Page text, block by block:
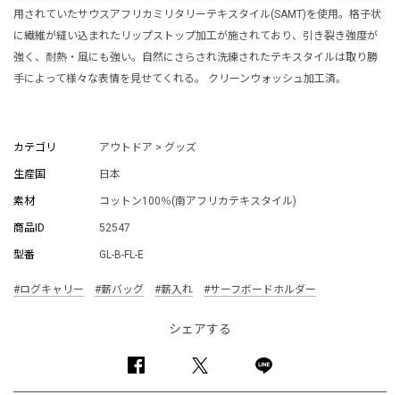
用されていたサウスアフリカミリタリーテキスタイル(SAMT)を使用。格子状
に繊維が縫い込まれたリップストップ加工が施されており、引き裂き強度が
強く、耐熱・風にも強い。自然にさらされ洗練されたテキスタイルは取り勝
手によって様々な表情を見せてくれる。 クリーンウォッシュ加工済。
カテゴリ アウトドア > グッズ
生産国 日本
素材 コットン100％(南アフリカテキスタイル)
商品ID 52547
型番 GL-B-FL-E
#ログキャリー #薪バッグ #薪入れ #サーフボードホルダー
シェアする